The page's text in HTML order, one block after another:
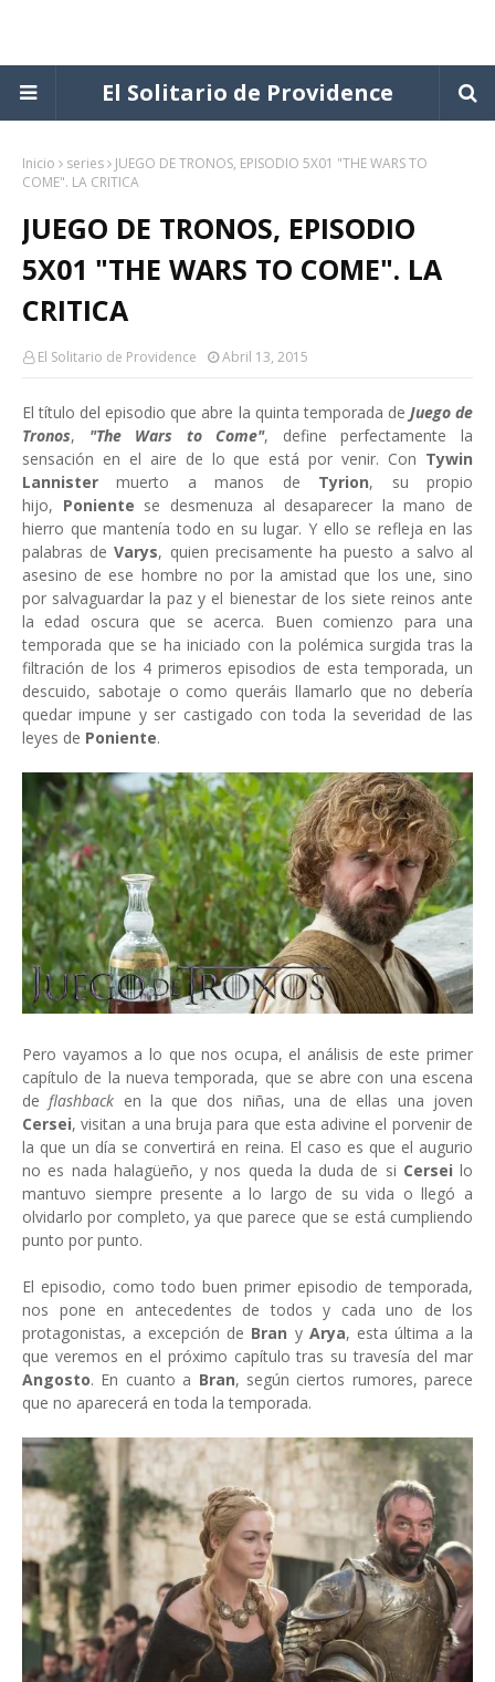
El Solitario de Providence
Inicio series
JUEGO DE TRONOS, EPISODIO 5X01 "THE WARS TO
COME". LA CRITICA
JUEGO DE TRONOS, EPISODIO
5X01 "THE WARS TO COME". LA
CRITICA
El Solitario de Providence Abril 13, 2015
El título del episodio que abre la quinta temporada de Juego de
Tronos, "The Wars to Come", define perfectamente la
sensación en el aire de lo que está por venir. Con Tywin
Lannister muerto a manos de Tyrion, su propio
hijo, Poniente se desmenuza al desaparecer la mano de
hierro que mantenía todo en su lugar. Y ello se refleja en las
palabras deVarys, quien precisamente ha puesto a salvo al
asesino de ese hombre no por la amistad que los une, sino
por salvaguardar la paz y el bienestar de los siete reinos ante
la edad oscura que se acerca. Buen comienzo para una
temporada que se ha iniciado con la polémica surgida tras la
filtración de los 4 primeros episodios de esta temporada, un
descuido, sabotaje o como queráis llamarlo que no debería
quedar impune y ser castigado con toda la severidad de las
leyes de Poniente.
Pero vayamos a lo que nos ocupa, el análisis de este primer
capítulo de la nueva temporada, que se abre con una escena
deflashback en la que dos niñas, una de ellas una joven
Cersei, visitan a una bruja para que esta adivine el porvenir de
la que un día se convertirá en reina. El caso es que el augurio
no es nada halagüeño, y nos queda la duda de si Cersei lo
mantuvo siempre presente a lo largo de su vida o llegó a
olvidarlo por completo, ya que parece que se está cumpliendo
punto por punto.
El episodio, como todo buen primer episodio de temporada,
nos pone en antecedentes de todos y cada uno de los
protagonistas, a excepción de Bran y Arya, esta última a la
que veremos en el próximo capítulo tras su travesía del mar
Angosto. En cuanto a Bran, según ciertos rumores, parece
que no aparecerá en toda la temporada.